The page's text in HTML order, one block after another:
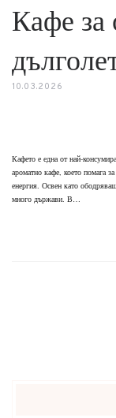
Кафе за
10.03.2026
Кафето е една от най-
ароматно кафе, което помага
енергия. Освен като
много държави. В…